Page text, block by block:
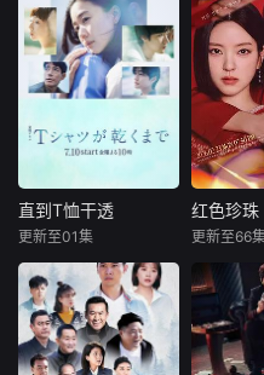
直到T恤干透
高桥文哉
40岁的杂志编
辑咲子（苍井优
饰）原本深信自己
直到T恤干透
更新至01集
红色珍
李元宗
讲述的
份回归
揭开隐
红色珍珠
更新至66